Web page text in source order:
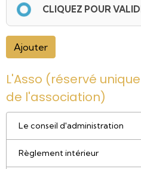
CLIQUEZ POUR
Ajouter
L'Asso (réservé
de l'association)
Le conseil d'administration
Règlement intérieur